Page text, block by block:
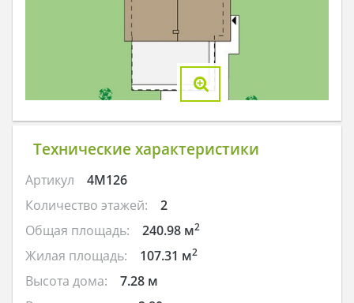
Технические характеристики
Артикул
4M126
Количество этажей:
2
Общая площадь:
240.98 м2
Жилая площадь: 107.31 м2
Высота дома:
7.28 м